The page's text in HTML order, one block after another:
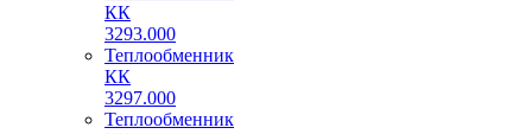
КК
3293.000
Теплообменник
КК
3297.000
Теплообменник